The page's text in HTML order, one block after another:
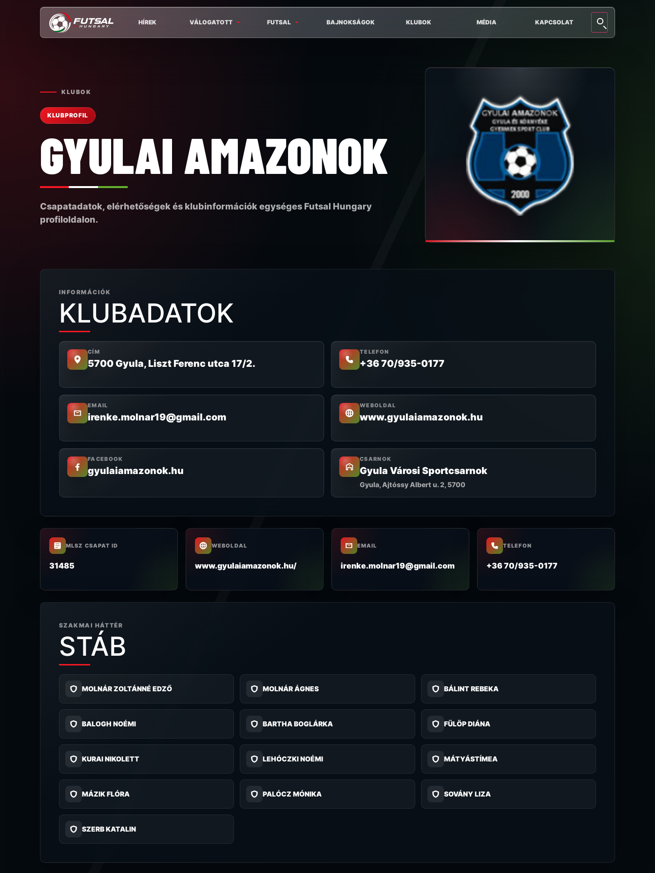
HÍREK VÁLOGATOTT FUTSAL BAJNOKSÁGOK KLUBOK MÉDIA KAPCSOLAT
KLUBOK
KLUBPROFIL
GYULAI AMAZONOK
Csapatadatok, elérhetőségek és klubinformációk egységes Futsal Hungary
profiloldalon.
INFORMÁCIÓK
KLUBADATOK
CÍM
5700 Gyula, Liszt Ferenc utca 17/2.
TELEFON
+36 70/935-0177
EMAIL
irenke.molnar19@gmail.com
WEBOLDAL
www.gyulaiamazonok.hu
FACEBOOK
gyulaiamazonok.hu
CSARNOK
Gyula Városi Sportcsarnok
Gyula, Ajtóssy Albert u. 2, 5700
MLSZ CSAPAT ID
31485
WEBOLDAL
www.gyulaiamazonok.hu/
EMAIL
irenke.molnar19@gmail.com
TELEFON
+36 70/935-0177
SZAKMAI HÁTTÉR
STÁB
MOLNÁR ZOLTÁNNÉ EDZŐ MOLNÁR ÁGNES BÁLINT REBEKA
BALOGH NOÉMI BARTHA BOGLÁRKA FÜLÖP DIÁNA
KURAI NIKOLETT LEHÓCZKI NOÉMI MÁTYÁSTÍMEA
MÁZIK FLÓRA PALÓCZ MÓNIKA SOVÁNY LIZA
SZERB KATALIN